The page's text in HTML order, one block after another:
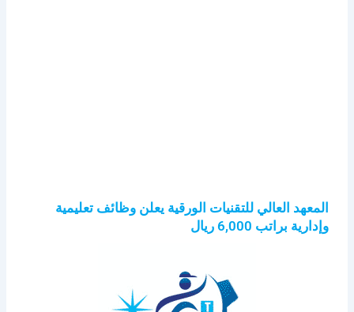
المعهد العالي للتقنيات الورقية يعلن وظائف تعليمية
وإدارية براتب 6,000 ريال